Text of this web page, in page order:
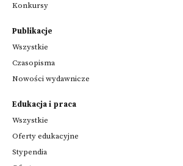
Konkursy
Publikacje
Wszystkie
Czasopisma
Nowości wydawnicze
Edukacja i praca
Wszystkie
Oferty edukacyjne
Stypendia